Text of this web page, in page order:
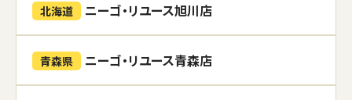
北海道 ニーゴ・リユース旭川店
青森県 ニーゴ・リユース青森店